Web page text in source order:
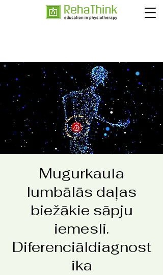
Mugurkaula
lumbālās daļas
biežākie sāpju
iemesli.
Diferenciāldiagnost
ika